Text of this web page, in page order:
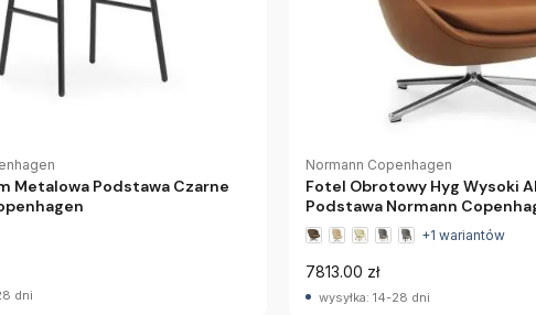
Metalowa Podstawa Czarne
dni
Normann Copenhagen
Fotel Obrotowy Hyg Wysoki
Podstawa Normann
+1 wariantów
7813.00 zł
wysyłka: 14-28 dni